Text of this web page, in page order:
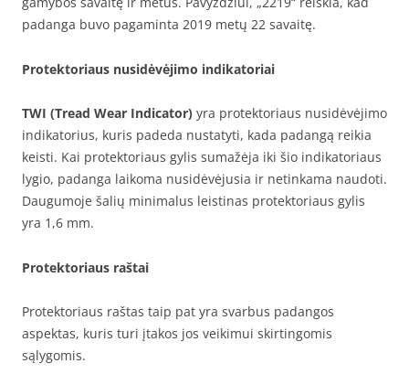
padanga buvo pagaminta 2019 metų 22 savaitę.
Protektoriaus nusidėvėjimo indikatoriai
TWI (Tread Wear Indicator) yra protektoriaus nusidėvėjimo
indikatorius, kuris padeda nustatyti, kada padangą reikia
keisti. Kai protektoriaus gylis sumažėja iki šio indikatoriaus
lygio, padanga laikoma nusidėvėjusia ir netinkama naudoti.
Daugumoje šalių minimalus leistinas protektoriaus gylis
yra 1,6 mm.
Protektoriaus raštai
Protektoriaus raštas taip pat yra svarbus padangos
aspektas, kuris turi įtakos jos veikimui skirtingomis
sąlygomis.